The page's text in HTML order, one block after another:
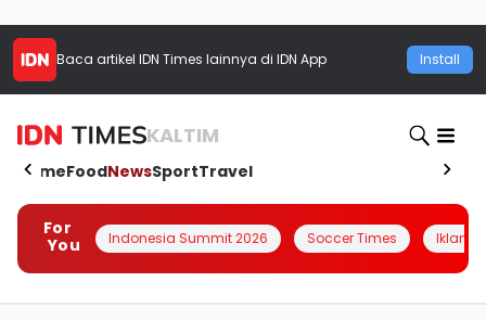
Baca artikel IDN Times lainnya di IDN App Install
KALTIM
HomeFoodNewsSportTravel
For
You
Indonesia Summit 2026 Soccer Times Iklanin